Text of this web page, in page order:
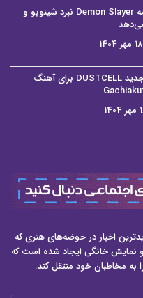
تریلر جدید انیمه Demon Slayer نبرد شینوبو و
18 مهر 1404
موزیک‌ویدیو جدید DUSTCELL برای آهنگ
اخبار در حوضه‌های هنری که
و نمایش خانگی ایجاد شده است که
به مخاطبان خود منتقل کند.